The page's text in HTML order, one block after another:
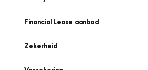
Financial Lease aanbod
Zekerheid